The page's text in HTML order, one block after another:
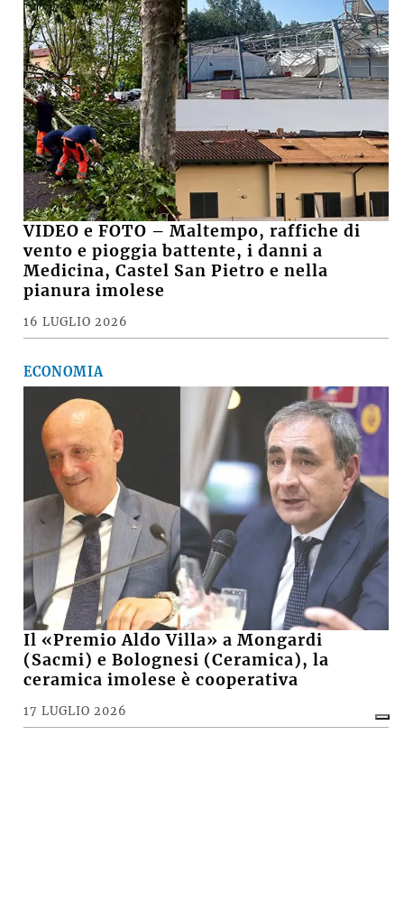
VIDEO e FOTO – Maltempo, raffiche di
vento e pioggia battente, i danni a
Medicina, Castel San Pietro e nella
pianura imolese
16 LUGLIO 2026
ECONOMIA
Il «Premio Aldo Villa» a Mongardi
(Sacmi) e Bolognesi (Ceramica), la
ceramica imolese è cooperativa
17 LUGLIO 2026